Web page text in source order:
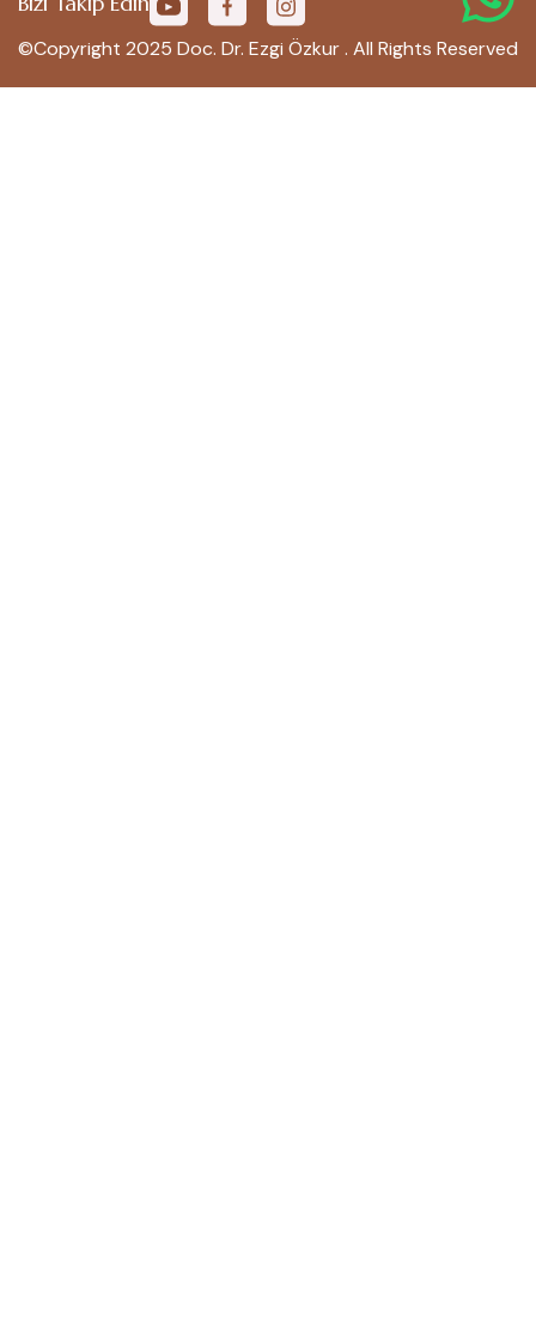
©Copyright 2025 Doc. Dr. Ezgi Özkur . All Rights Reserved